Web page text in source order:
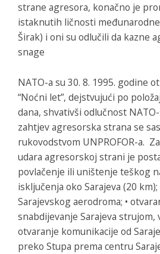
strane agresora, konačno je
istaknutih ličnosti
Širak) i oni su odlučili da kazne
snage
NATO-a su 30. 8. 1995. godine
“Noćni let”, dejstvujući po
dana, shvativši odlučnost
zahtjev agresorska strana se
rukovodstvom UNPROFOR-a.
udara agresorskoj strani je
povlačenje ili uništenje teškog
isključenja oko Sarajeva (20
Sarajevskog aerodroma; •
snabdijevanje Sarajeva strujom,
otvaranje komunikacije od
preko Stupa prema centru